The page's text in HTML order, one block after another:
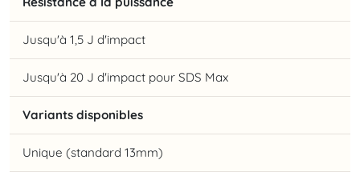
Jusqu'à 1,5 J d'impact
Jusqu'à 20 J d'impact pour SDS Max
Variants disponibles
Unique (standard 13mm)